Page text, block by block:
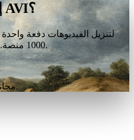
تحتاج أكثر من FLV إلى AVI؟
1000 منصة. مجاني تمامًا بلا تسجيل أو حساب.
مجاني تمامًا. لا يلزم تسجيل أو حساب.